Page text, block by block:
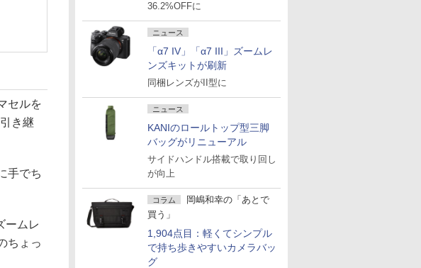
36.2%OFFに
ニュース
「α7 IV」「α7 III」ズームレ
ンズキットが刷新
同梱レンズがII型に
ニュース
KANIのロールトップ型三脚
バッグがリニューアル
サイドハンドル搭載で取り回し
が向上
コラム
岡嶋和幸の「あとで
買う」
1,904点目：軽くてシンプル
で持ち歩きやすいカメラバッ
グ
セルを
き継
手でち
ームレ
ちょっ